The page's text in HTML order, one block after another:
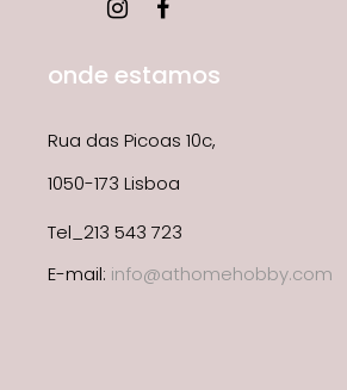
onde estamos
Rua das Picoas 10c,
1050-173 Lisboa
Tel_213 543 723
E-mail: info@athomehobby.com